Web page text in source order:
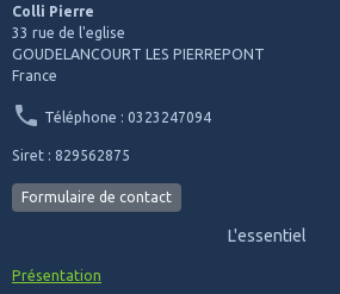
Colli Pierre
33 rue de l'eglise
GOUDELANCOURT LES PIERREPONT
France
Téléphone : 0323247094
Siret : 829562875
Formulaire de contact
L'essentiel
Présentation